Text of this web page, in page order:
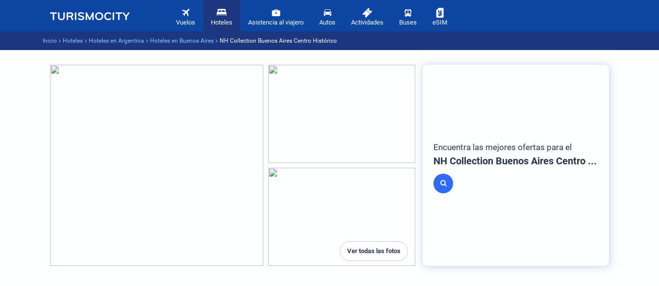
Vuelos Hoteles Asistencia al viajero Autos Actividades Buses eSIM
Inicio Hoteles Hoteles en Argentina Hoteles en Buenos Aires NH Collection Buenos Aires Centro Histórico
Ver todas las fotos
Encuentra las mejores ofertas para el
NH Collection Buenos Aires Centro Histórico